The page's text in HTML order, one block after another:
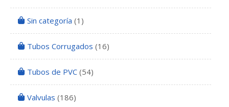
Sin categoría (1)
Tubos Corrugados (16)
Tubos de PVC (54)
Valvulas (186)